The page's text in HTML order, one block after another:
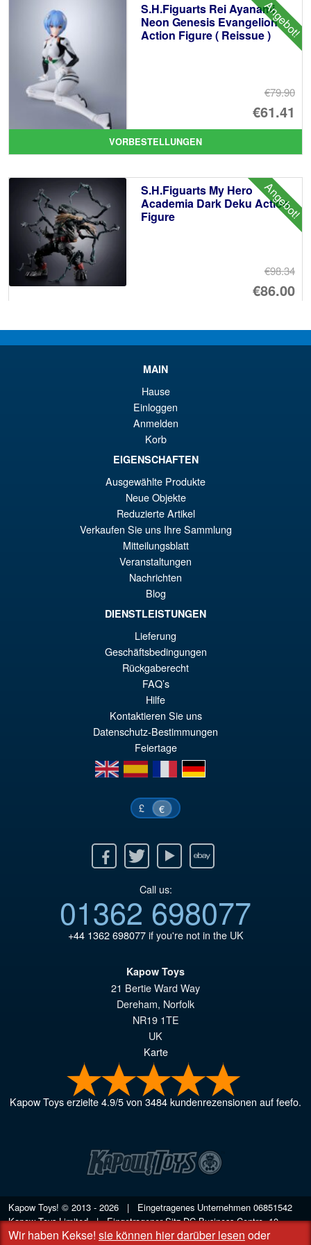
Angebot!
S.H.Figuarts Rei Ayanami
Neon Genesis Evangelion
Action Figure ( Reissue )
€79.90
€61.41
VORBESTELLUNGEN
Angebot!
S.H.Figuarts My Hero
Academia Dark Deku Action
Figure
€98.34
€86.00
Moderoid RoboCop Model Kit
VORBESTELLUNGEN
S.H. Figuarts Dragon Ball Z
Bardock the Father of Goku
Action Figure
VORBESTELLUNGEN
MAIN
Hause
Einloggen
Anmelden
Korb
EIGENSCHAFTEN
Ausgewählte Produkte
Neue Objekte
Reduzierte Artikel
Verkaufen Sie uns Ihre Sammlung
Mitteilungsblatt
Veranstaltungen
Nachrichten
Blog
DIENSTLEISTUNGEN
Lieferung
Geschäftsbedingungen
Rückgaberecht
FAQ’s
Hilfe
Kontaktieren Sie uns
Datenschutz-Bestimmungen
Feiertage
en
es fr de
£ €
Twitter Youtube Ebay
Call us:
01362 698077
+44 1362 698077if you're not in the UK
Kapow Toys
21 Bertie Ward Way
Dereham, Norfolk
NR19 1TE
UK
Karte
Kapow Toyserzielte4.9/5von3484kundenrezensionen auf feefo.
Kapow Toys! © 2013 - 2026 | Eingetragenes Unternehmen 06851542
Kapow Toys Limited | Eingetragener Sitz DC Business Centre, 10
Charles Wood Rd, Rash's Green, Dereham, Norfolk NR19 1SX | VAT
Wir haben Kekse! sie können hier darüber lesen oder